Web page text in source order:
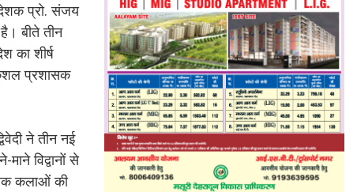
प्रो. संजय
बीते तीन
का शीर्ष
प्रशासक
ने तीन नई
विद्वानों से
कलाओं की